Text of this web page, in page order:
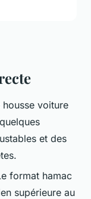
housse voiture
et des
format hamac
supérieure au